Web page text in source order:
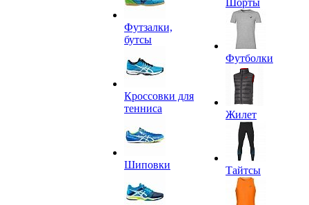
Футзалки,
бутсы
Кроссовки для
тенниса
Шиповки
Шорты
Футболки
Жилет
Тайтсы